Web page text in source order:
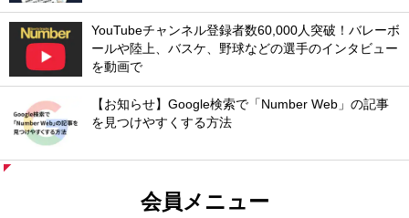
YouTubeチャンネル登録者数60,000人突破！バレーボ
ールや陸上、バスケ、野球などの選手のインタビュー
を動画で
【お知らせ】Google検索で「Number Web」の記事
を見つけやすくする方法
会員メニュー